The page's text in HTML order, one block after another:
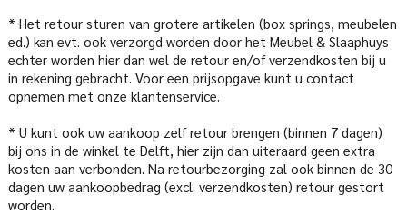
* Het retour sturen van grotere artikelen (box springs, meubelen
ed.) kan evt. ook verzorgd worden door het Meubel & Slaaphuys
echter worden hier dan wel de retour en/of verzendkosten bij u
in rekening gebracht. Voor een prijsopgave kunt u contact
opnemen met onze klantenservice.
* U kunt ook uw aankoop zelf retour brengen (binnen 7 dagen)
bij ons in de winkel te Delft, hier zijn dan uiteraard geen extra
kosten aan verbonden. Na retourbezorging zal ook binnen de 30
dagen uw aankoopbedrag (excl. verzendkosten) retour gestort
worden.